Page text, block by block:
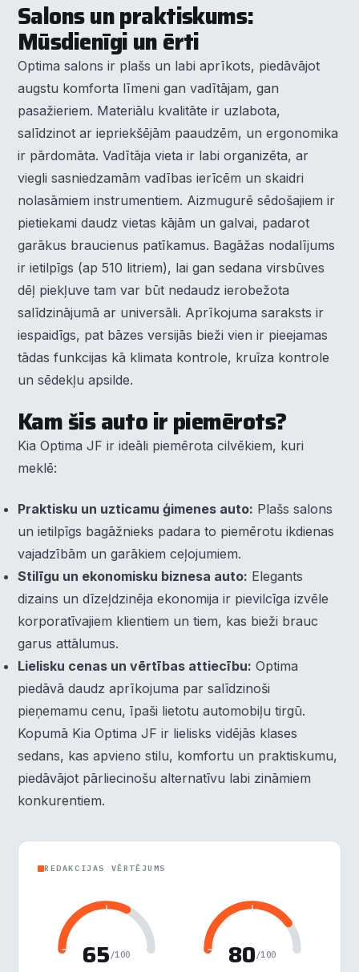
Salons un praktiskums:
Mūsdienīgi un ērti
Optima salons ir plašs un labi aprīkots, piedāvājot
augstu komforta līmeni gan vadītājam, gan
pasažieriem. Materiālu kvalitāte ir uzlabota,
salīdzinot ar iepriekšējām paaudzēm, un ergonomika
ir pārdomāta. Vadītāja vieta ir labi organizēta, ar
viegli sasniedzamām vadības ierīcēm un skaidri
nolasāmiem instrumentiem. Aizmugurē sēdošajiem ir
pietiekami daudz vietas kājām un galvai, padarot
garākus braucienus patīkamus. Bagāžas nodalījums
ir ietilpīgs (ap 510 litriem), lai gan sedana virsbūves
dēļ piekļuve tam var būt nedaudz ierobežota
salīdzinājumā ar universāli. Aprīkojuma saraksts ir
iespaidīgs, pat bāzes versijās bieži vien ir pieejamas
tādas funkcijas kā klimata kontrole, kruīza kontrole
un sēdekļu apsilde.
Kam šis auto ir piemērots?
Kia Optima JF ir ideāli piemērota cilvēkiem, kuri
meklē:
Praktisku un uzticamu ģimenes auto: Plašs salons
un ietilpīgs bagāžnieks padara to piemērotu ikdienas
vajadzībām un garākiem ceļojumiem.
Stilīgu un ekonomisku biznesa auto: Elegants
dizains un dīzeļdzinēja ekonomija ir pievilcīga izvēle
korporatīvajiem klientiem un tiem, kas bieži brauc
garus attālumus.
Lielisku cenas un vērtības attiecību: Optima
piedāvā daudz aprīkojuma par salīdzinoši
pieņemamu cenu, īpaši lietotu automobiļu tirgū.
Kopumā Kia Optima JF ir lielisks vidējās klases
sedans, kas apvieno stilu, komfortu un praktiskumu,
piedāvājot pārliecinošu alternatīvu labi zināmiem
konkurentiem.
REDAKCIJAS VĒRTĒJUMS
65 /100 80 /100
Piekrišanas preferences ×
Mēs izmantojam sīkdatnes, lai palīdzētu jums efektīvi
pārvietoties un veikt noteiktas funkcijas. Zemāk katras
piekrišanas kategorijā atradīsiet detalizētu informāciju par
... Rādīt vairāk
Nepieciešamās
Funkcionālais
▶ Analītika
▶ Veiktspēja
Saglabāt preferences
Pieņemt visu